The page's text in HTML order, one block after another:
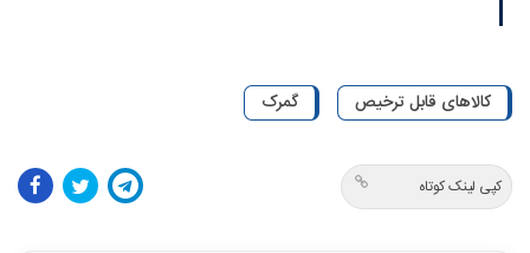
کالاهای قابل ترخیص گمرک
کپی لینک کوتاه